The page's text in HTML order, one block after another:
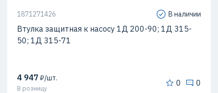
1871271426 В наличии
Втулка защитная к насосу 1Д 200-90; 1Д 315-
50; 1Д 315-71
4 947 ₽/шт.
В розницу
0 0